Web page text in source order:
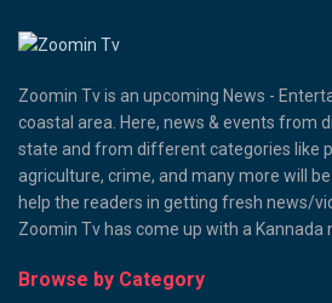
Zoomin Tv is an upcoming News -
coastal area. Here, news & events from
state and from different categories like
agriculture, crime, and many more will
help the readers in getting fresh news/
Zoomin Tv has come up with a Kannada
Browse by Category